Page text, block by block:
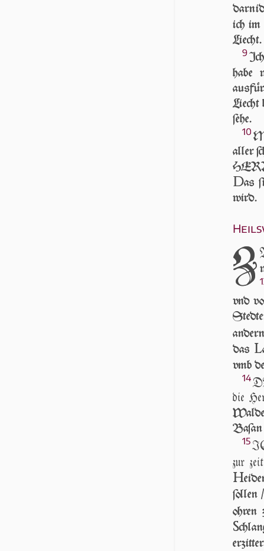
ich im
Liecht.
9
habe
Liecht
ſe­he.
10
aller
Das
wird.
Z
vnd
das L
vmb
14
die
15
zur
H
ohren
S